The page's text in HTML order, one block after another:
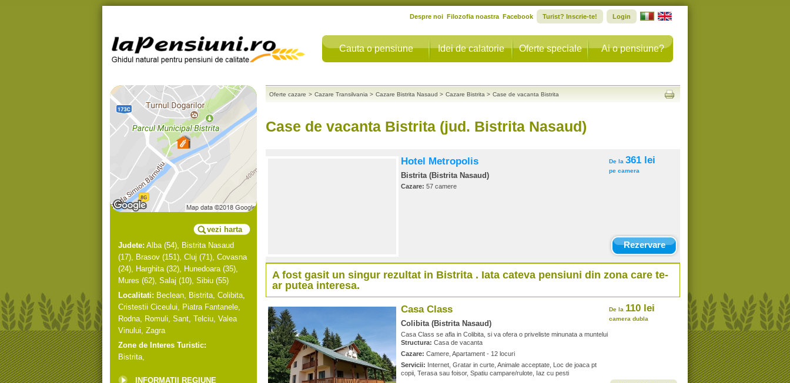
Cauta o pensiune Idei de calatorie Oferte speciale Ai o pensiune?
Despre noi Filozofia noastra Facebook Turist? Inscrie-te! Login
vezi harta
Judete: Alba(54), Bistrita Nasaud
(17), Brasov (151), Cluj (71), Covasna
(24), Harghita(32), Hunedoara(35),
Mures (62), Salaj (10), Sibiu (55)
Localitati: Beclean, Bistrita, Colibita,
Cristestii Ciceului, Piatra Fantanele,
Rodna, Romuli, Sant, Telciu, Valea
Vinului, Zagra
Zone de Interes Turistic:
Bistrita,
INFORMATII REGIUNE
Oferte cazare > Cazare Transilvania > Cazare Bistrita Nasaud > Cazare Bistrita > Case de vacanta Bistrita
Case de vacanta Bistrita (jud. Bistrita Nasaud)
Hotel Metropolis
Bistrita (Bistrita Nasaud)
Cazare: 57 camere
De la 361 lei
pe camera
Rezervare
A fost gasit un singur rezultat in Bistrita . Iata cateva pensiuni din zona care te-
ar putea interesa.
Casa Class
Colibita (Bistrita Nasaud)
Casa Class se afla in Colibita, si va ofera o priveliste minunata a muntelui
Structura: Casa de vacanta
Cazare: Camere, Apartament - 12 locuri
Servicii: Internet, Gratar in curte, Animale acceptate, Loc de joaca pt
copii, Terasa sau foisor, Spatiu campare/rulote, Iaz cu pesti
De la 110 lei
camera dubla